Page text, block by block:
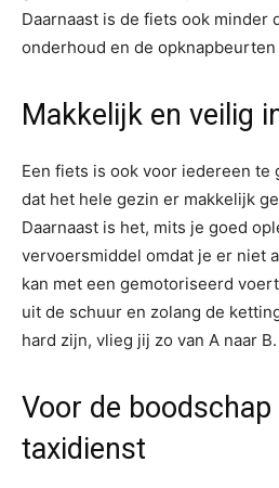
Daarnaast is de fiets ook minder
onderhoud en de opknapbeurten
Makkelijk en veilig
Een fiets is ook voor iedereen te
dat het hele gezin er makkelijk
Daarnaast is het, mits je goed
vervoersmiddel omdat je er niet
kan met een gemotoriseerd
uit de schuur en zolang de
hard zijn, vlieg jij zo van A naar B.
Voor de boodschap
taxidienst